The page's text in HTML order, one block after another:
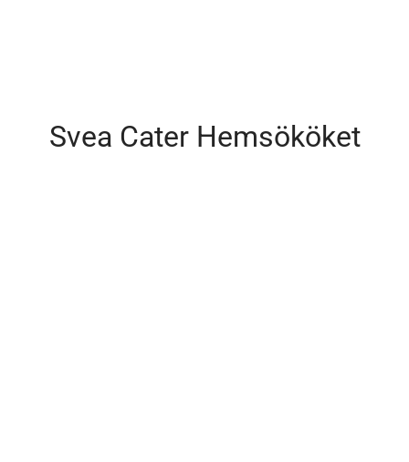
Svea Cater Hemsököket